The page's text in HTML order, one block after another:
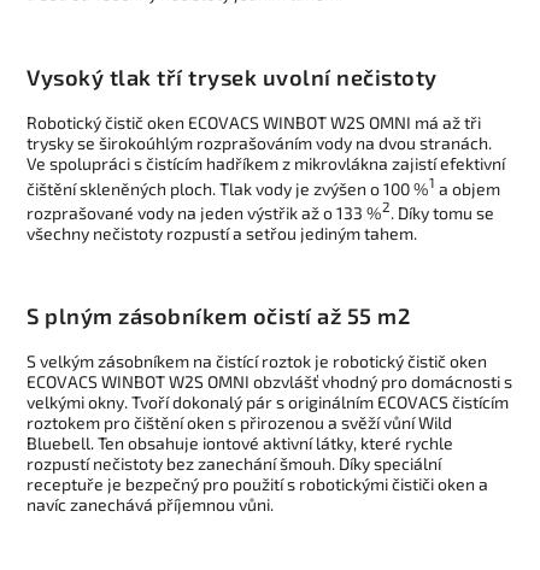
Vysoký tlak tří trysek uvolní nečistoty
Robotický čistič oken ECOVACS WINBOT W2S OMNI má až tři
trysky se širokoúhlým rozprašováním vody na dvou stranách.
Ve spolupráci s čistícím hadříkem z mikrovlákna zajistí efektivní
čištění skleněných ploch. Tlak vody je zvýšen o 100 %1 a objem
rozprašované vody na jeden výstřik až o 133 %2. Díky tomu se
všechny nečistoty rozpustí a setřou jediným tahem.
S plným zásobníkem očistí až 55 m2
S velkým zásobníkem na čistící roztok je robotický čistič oken
ECOVACS WINBOT W2S OMNI obzvlášť vhodný pro domácnosti s
velkými okny. Tvoří dokonalý pár s originálním ECOVACS čistícím
roztokem pro čištění oken s přirozenou a svěží vůní Wild
Bluebell. Ten obsahuje iontové aktivní látky, které rychle
rozpustí nečistoty bez zanechání šmouh. Díky speciální
receptuře je bezpečný pro použití s robotickými čističi oken a
navíc zanechává příjemnou vůni.